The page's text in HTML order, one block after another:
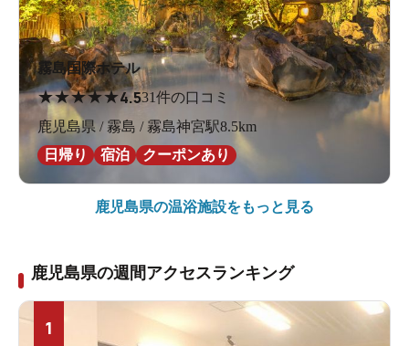
霧島国際ホテル
★★★★★4.531件の口コミ
鹿児島県 / 霧島 / 霧島神宮駅8.5km
日帰り
宿泊 クーポンあり
鹿児島県の温浴施設をもっと見る
鹿児島県の週間アクセスランキング
1